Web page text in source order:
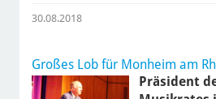
30.08.2018
Großes Lob für Monheim am
Präsident